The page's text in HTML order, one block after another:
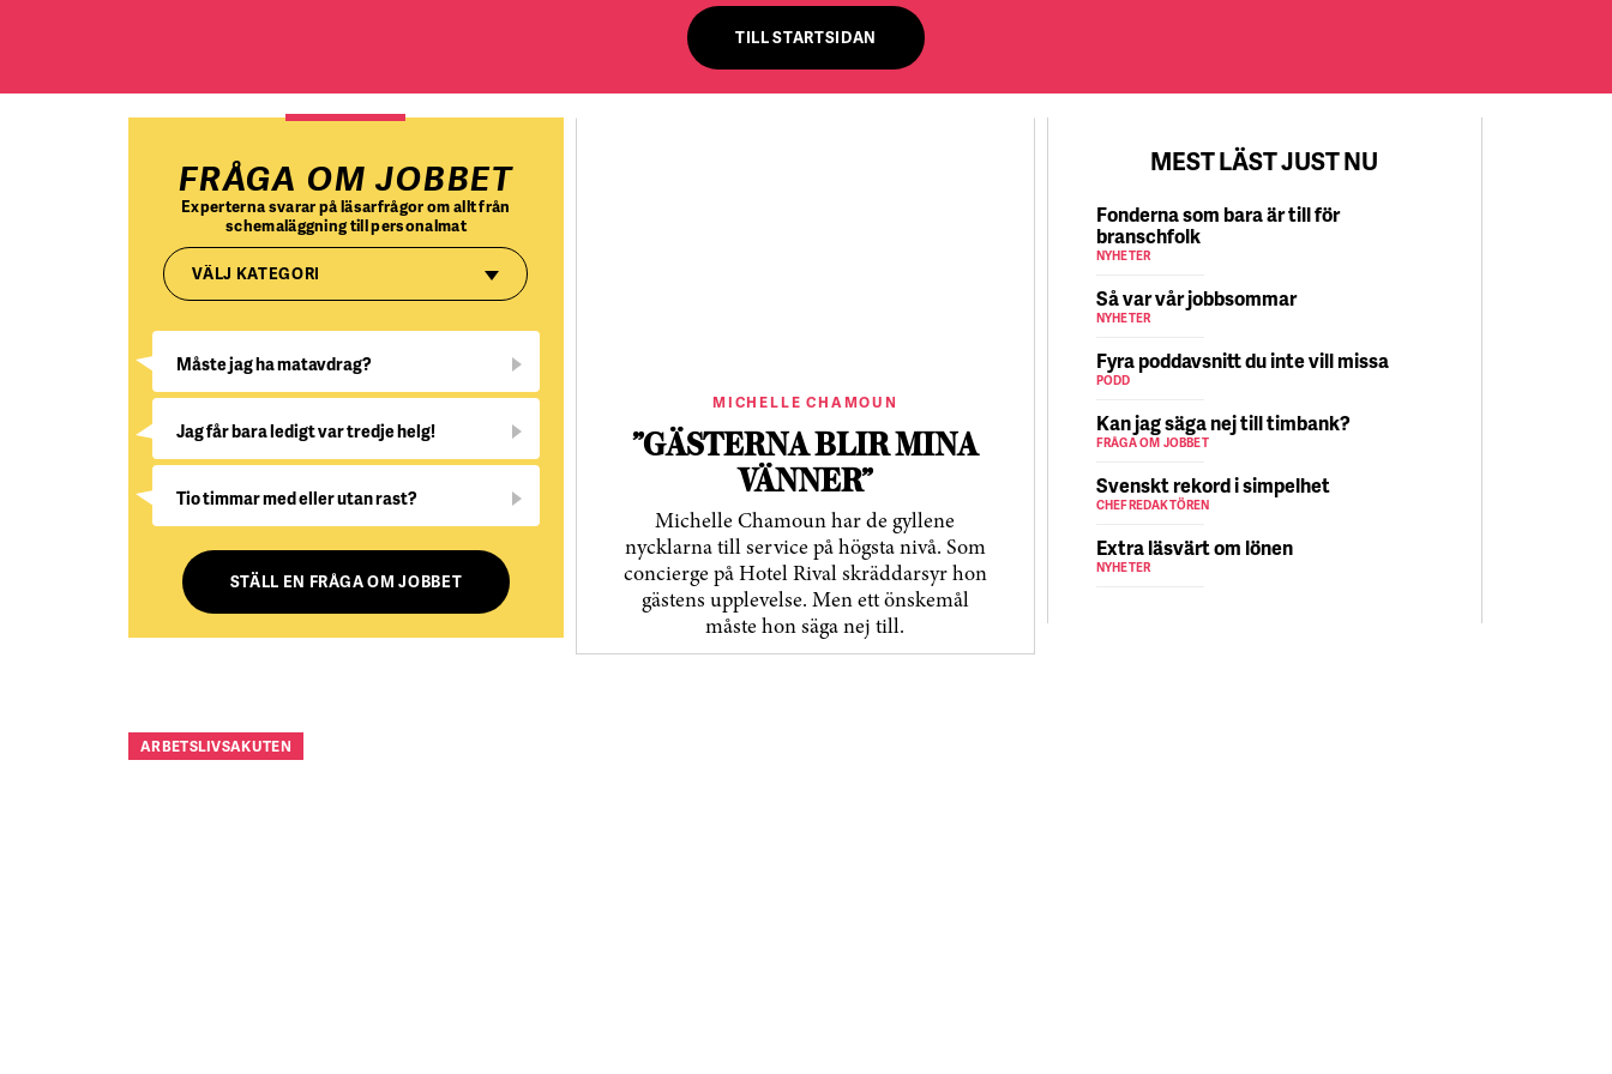
TILL STARTSIDAN
FRÅGA OM JOBBET
Experterna svarar på läsarfrågor om allt från
schemaläggning till personalmat
VÄLJ KATEGORI
Måste jag ha matavdrag?
Jag får bara ledigt var tredje helg!
Tio timmar med eller utan rast?
STÄLL EN FRÅGA OM JOBBET
MICHELLE CHAMOUN
”GÄSTERNA BLIR MINA
VÄNNER”
Michelle Chamoun har de gyllene
nycklarna till service på högsta nivå. Som
concierge på Hotel Rival skräddarsyr hon
gästens upp­levelse. Men ett önskemål
måste hon säga nej till.
MEST LÄST JUST NU
Fonderna som bara är till för
branschfolk
NYHETER
Så var vår jobbsommar
NYHETER
Fyra poddavsnitt du inte vill missa
PODD
Kan jag säga nej till timbank?
FRÅGA OM JOBBET
Svenskt rekord i simpelhet
CHEFREDAKTÖREN
Extra läsvärt om lönen
NYHETER
ARBETSLIVSAKUTEN